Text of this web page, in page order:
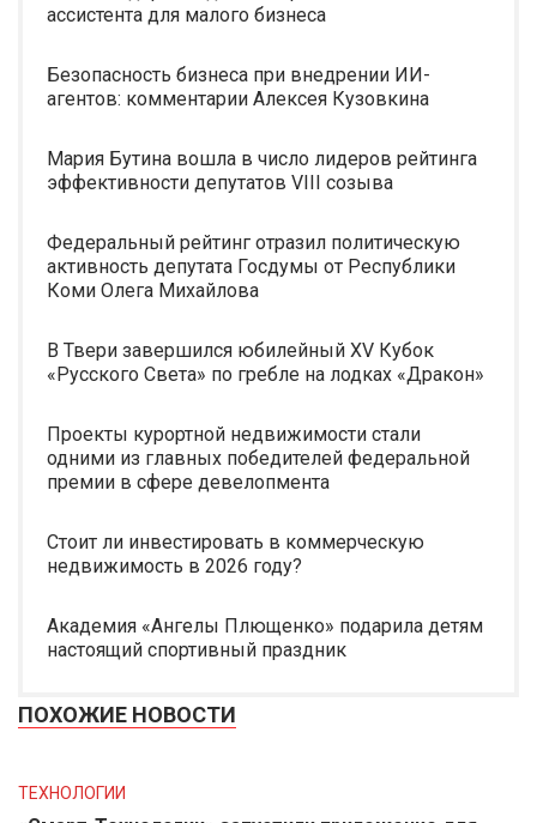
ассистента для малого бизнеса
Безопасность бизнеса при внедрении ИИ-
агентов: комментарии Алексея Кузовкина
Мария Бутина вошла в число лидеров рейтинга
эффективности депутатов VIII созыва
Федеральный рейтинг отразил политическую
активность депутата Госдумы от Республики
Коми Олега Михайлова
В Твери завершился юбилейный XV Кубок
«Русского Света» по гребле на лодках «Дракон»
Проекты курортной недвижимости стали
одними из главных победителей федеральной
премии в сфере девелопмента
Стоит ли инвестировать в коммерческую
недвижимость в 2026 году?
Академия «Ангелы Плющенко» подарила детям
настоящий спортивный праздник
ПОХОЖИЕ НОВОСТИ
ТЕХНОЛОГИИ